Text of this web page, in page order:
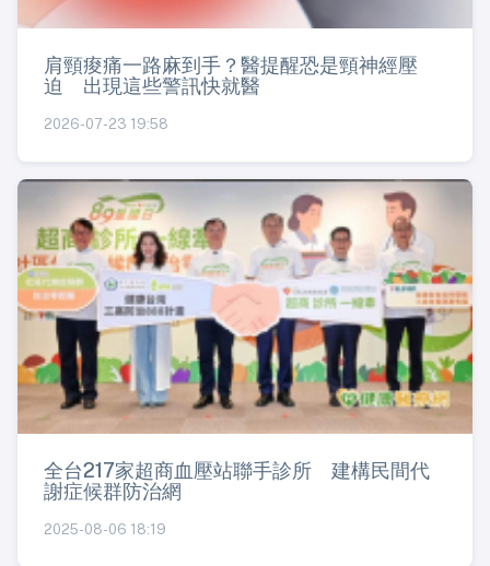
肩頸痠痛一路麻到手？醫提醒恐是頸神經壓
迫 出現這些警訊快就醫
2026-07-23 19:58
全台217家超商血壓站聯手診所 建構民間代
謝症候群防治網
2025-08-06 18:19